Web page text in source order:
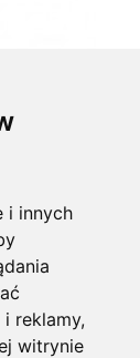
i innych
reklamy,
witrynie